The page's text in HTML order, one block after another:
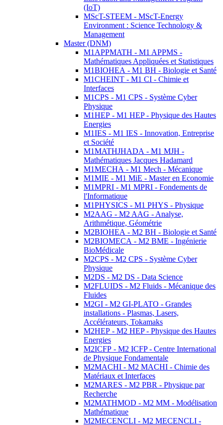
(IoT)
MScT-STEEM - MScT-Energy
Environment : Science Technology &
Management
Master (DNM)
M1APPMATH - M1 APPMS -
Mathématiques Appliquées et Statistiques
M1BIOHEA - M1 BH - Biologie et Santé
M1CHEINT - M1 CI - Chimie et
Interfaces
M1CPS - M1 CPS - Système Cyber
Physique
M1HEP - M1 HEP - Physique des Hautes
Energies
M1IES - M1 IES - Innovation, Entreprise
et Société
M1MATHJHADA - M1 MJH -
Mathématiques Jacques Hadamard
M1MECHA - M1 Mech - Mécanique
M1MIE - M1 MiE - Master en Economie
M1MPRI - M1 MPRI - Fondements de
l'Informatique
M1PHYSICS - M1 PHYS - Physique
M2AAG - M2 AAG - Analyse,
Arithmétique, Géométrie
M2BIOHEA - M2 BH - Biologie et Santé
M2BIOMECA - M2 BME - Ingénierie
BioMédicale
M2CPS - M2 CPS - Système Cyber
Physique
M2DS - M2 DS - Data Science
M2FLUIDS - M2 Fluids - Mécanique des
Fluides
M2GI - M2 GI-PLATO - Grandes
installations - Plasmas, Lasers,
Accélérateurs, Tokamaks
M2HEP - M2 HEP - Physique des Hautes
Energies
M2ICFP - M2 ICFP - Centre International
de Physique Fondamentale
M2MACHI - M2 MACHI - Chimie des
Matériaux et Interfaces
M2MARES - M2 PBR - Physique par
Recherche
M2MATHMOD - M2 MM - Modélisation
Mathématique
M2MECENCLI - M2 MECENCLI -